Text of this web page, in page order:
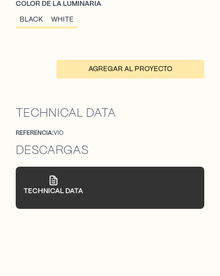
COLOR DE LA LUMINARIA
BLACK WHITE
AGREGAR AL PROYECTO
TECHNICAL DATA
REFERENCIA:VIO
DESCARGAS
TECHNICAL DATA